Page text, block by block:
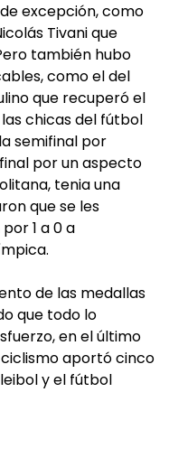
excepción, como
Tivani que
también hubo
como el del
que recuperó el
chicas del fútbol
semifinal por
por un aspecto
tenia una
que se les
1 a 0 a
de las medallas
que todo lo
en el último
aportó cinco
y el fútbol